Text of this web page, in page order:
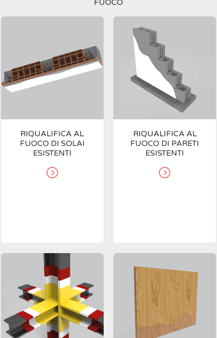
FUOCO
RIQUALIFICA AL
FUOCO DI SOLAI
ESISTENTI
RIQUALIFICA AL
FUOCO DI PARETI
ESISTENTI